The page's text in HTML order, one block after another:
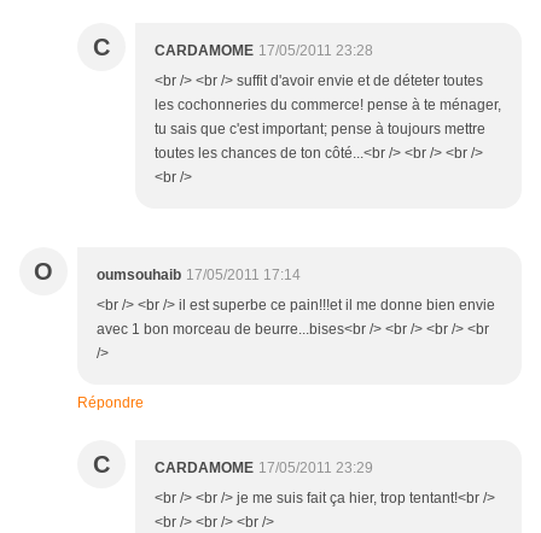
C CARDAMOME 17/05/2011 23:28
<br /> <br /> suffit d'avoir envie et de déteter toutes
les cochonneries du commerce! pense à te ménager,
tu sais que c'est important; pense à toujours mettre
toutes les chances de ton côté...<br /> <br /> <br />
<br />
O oumsouhaib 17/05/2011 17:14
<br /> <br /> il est superbe ce pain!!!et il me donne bien envie
avec 1 bon morceau de beurre...bises<br /> <br /> <br /> <br
/>
Répondre
C CARDAMOME 17/05/2011 23:29
<br /> <br /> je me suis fait ça hier, trop tentant!<br />
<br /> <br /> <br />